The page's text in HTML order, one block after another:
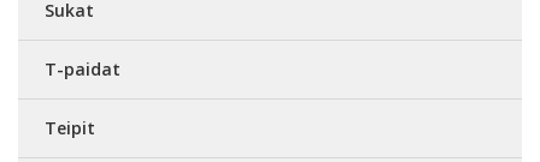
Sukat
T-paidat
Teipit